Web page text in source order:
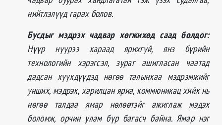
нийтлэлүүд гарах болов.
Бусдыг мэдрэх чадвар хөгжихөд саад болдог:
Нүүр нүүрээ хараад ярихгүй, янз бүрийн
технологийн хэрэгсэл, зураг ашигласан чаатад
дадсан хүүхдүүдэд нөгөө талынхаа мэдрэмжийг
унших, мэдрэх, харилцан яриа, коммюникац хийх нь
нөгөө талдаа ямар нөлөөтэйг ажиглаж мэдэх
боломж, орчин улам бүр багасч байна. Ямар нэг